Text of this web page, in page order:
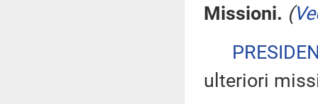
Missioni. (
ulteriori